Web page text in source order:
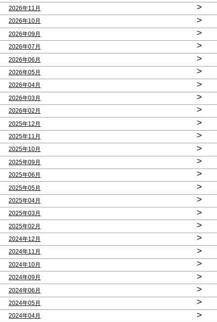
2026年11月 >
2026年10月 >
2026年09月 >
2026年07月 >
2026年06月 >
2026年05月 >
2026年04月 >
2026年03月 >
2026年02月 >
2025年12月 >
2025年11月 >
2025年10月 >
2025年09月 >
2025年06月 >
2025年05月 >
2025年04月 >
2025年03月 >
2025年02月 >
2024年12月 >
2024年11月 >
2024年10月 >
2024年09月 >
2024年06月 >
2024年05月 >
2024年04月 >